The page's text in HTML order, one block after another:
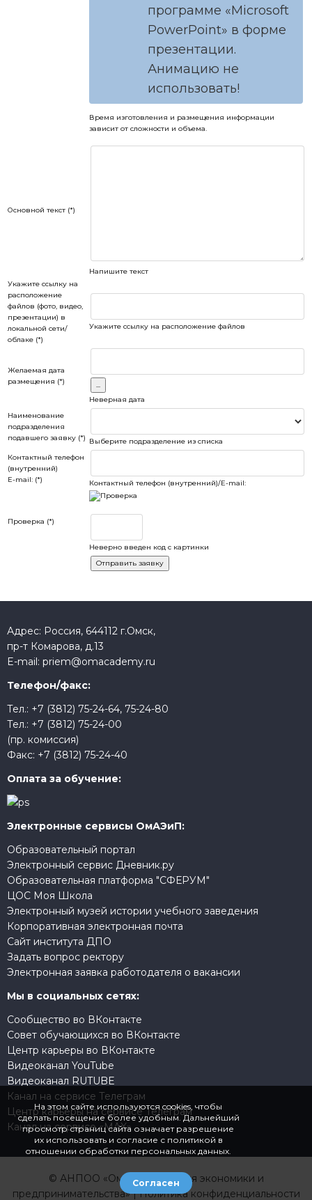
программе «Microsoft
PowerPoint» в форме
презентации.
Анимацию не
использовать!
Время изготовления и размещения информации
зависит от сложности и объема.
Основной текст (*)
Напишите текст
Укажите ссылку на
расположение
файлов (фото, видео,
презентации) в
локальной сети/
облаке (*)
Укажите ссылку на расположение файлов
Желаемая дата
размещения (*)
Неверная дата
Наименование
подразделения
подавшего заявку (*) Выберите подразделение из списка
Контактный телефон
(внутренний)
E-mail: (*)
Контактный телефон (внутренний)/E-mail:
Проверка (*)
Неверно введен код с картинки
Адрес: Россия, 644112 г.Омск,
пр-т Комарова, д.13
E-mail: priem@omacademy.ru
Телефон/факс:
Тел.: +7 (3812) 75-24-64, 75-24-80
Тел.: +7 (3812) 75-24-00
(пр. комиссия)
Факс: +7 (3812) 75-24-40
Оплата за обучение:
Электронные сервисы ОмАЭиП:
Образовательный портал
Электронный сервис Дневник.ру
Образовательная платформа "СФЕРУМ"
ЦОС Моя Школа
Электронный музей истории учебного заведения
Корпоративная электронная почта
Сайт института ДПО
Задать вопрос ректору
Электронная заявка работодателя о вакансии
Мы в социальных сетях:
Сообщество во ВКонтакте
Совет обучающихся во ВКонтакте
Центр карьеры во ВКонтакте
Видеоканал YouTube
Видеоканал RUTUBE
Канал на сервисе Телеграм
Центр карьеры на сервисе Телеграм
Канал на сервисе «MAX»
© АНПОО «Омская академия экономики и
предпринимательства» |Политика конфиденциальности
На этом сайте используются cookies, чтобы
сделать посещение более удобным. Дальнейший
просмотр страниц сайта означает разрешение
их использовать и согласие с политикой в
отношении обработки персональных данных.
Согласен